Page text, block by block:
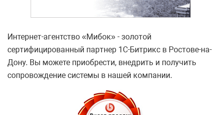
Интернет-агентство «Мибок» - золотой
сертифицированный партнер 1С-Битрикс в Ростове-на-
Дону. Вы можете приобрести, внедрить и получить
сопровождение системы в нашей компании.